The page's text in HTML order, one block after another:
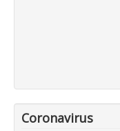
Coronavirus